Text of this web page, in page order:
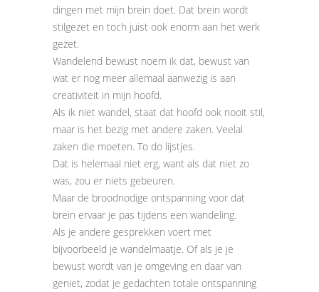
dingen met mijn brein doet. Dat brein wordt
stilgezet en toch juist ook enorm aan het werk
gezet.
Wandelend bewust noem ik dat, bewust van
wat er nog meer allemaal aanwezig is aan
creativiteit in mijn hoofd.
Als ik niet wandel, staat dat hoofd ook nooit stil,
maar is het bezig met andere zaken. Veelal
zaken die moeten. To do lijstjes.
Dat is helemaal niet erg, want als dat niet zo
was, zou er niets gebeuren.
Maar de broodnodige ontspanning voor dat
brein ervaar je pas tijdens een wandeling.
Als je andere gesprekken voert met
bijvoorbeeld je wandelmaatje. Of als je je
bewust wordt van je omgeving en daar van
geniet, zodat je gedachten totale ontspanning